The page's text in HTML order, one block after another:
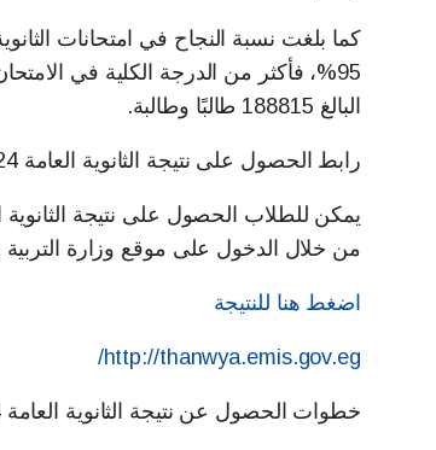
البالغ 188815 طالبًا وطالبة.
رابط الحصول على نتيجة الثانوية العامة 2024:
من خلال الدخول على موقع وزارة التربية
اضغط هنا للنتيجة
http://thanwya.emis.gov.eg/
خطوات الحصول عن نتيجة الثانوية العامة 2024